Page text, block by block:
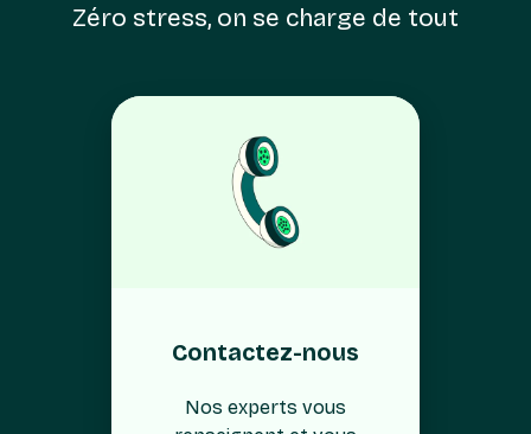
Zéro stress, on se charge de tout
Contactez-nous
Nos experts vous